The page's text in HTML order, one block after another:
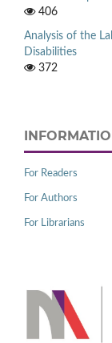
406
Analysis of the
Disabilities
372
For Readers
For Authors
For Librarians